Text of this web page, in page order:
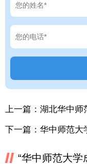
上一篇： 湖北华中师
下一篇： 华中师范大
“华中师范大